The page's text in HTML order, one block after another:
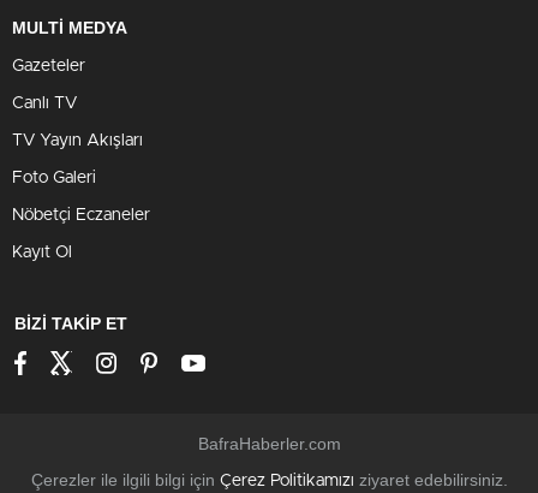
MULTİ MEDYA
Gazeteler
Canlı TV
TV Yayın Akışları
Foto Galeri
Nöbetçi Eczaneler
Kayıt Ol
BİZİ TAKİP ET
BafraHaberler.com
Çerezler ile ilgili bilgi için Çerez Politikamızı ziyaret edebilirsiniz.